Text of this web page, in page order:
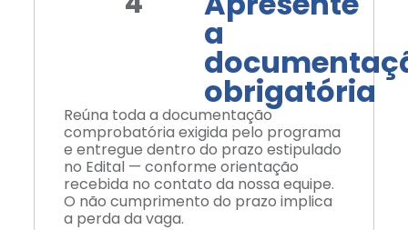
a
obrigatória
Reúna toda a documentação
comprobatória exigida pelo programa
e entregue dentro do prazo estipulado
no Edital — conforme orientação
recebida no contato da nossa equipe.
O não cumprimento do prazo implica
a perda da vaga.